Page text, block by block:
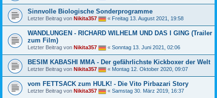
Sinnvolle Biologische Sonderprogramme
Letzter Beitrag von Nikita357 « Freitag 13. August 2021, 19:58
WANDLUNGEN - RICHARD WILHELM UND DAS I GING (Trailer
zum Film)
Letzter Beitrag von Nikita357 « Sonntag 13. Juni 2021, 02:06
BESIM KABASHI MMA - Der gefährlichste Kickboxer der Welt
Letzter Beitrag von Nikita357 « Montag 12. Oktober 2020, 09:07
vom FETTSACK zum HULK! - Die Vito Pirbazari Story
Letzter Beitrag von Nikita357 « Samstag 30. März 2019, 16:37